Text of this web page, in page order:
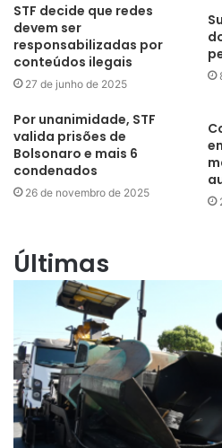
STF decide que redes
devem ser
responsabilizadas por
conteúdos ilegais
27 de junho de 2025
Por unanimidade, STF
valida prisões de
Bolsonaro e mais 6
condenados
26 de novembro de 2025
Últimas